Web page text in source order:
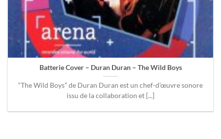
Batterie Cover – Duran Duran – The Wild Boys
“The Wild Boys” de Duran Duran est un chef-d’œuvre sonore
issu de la collaboration et [...]